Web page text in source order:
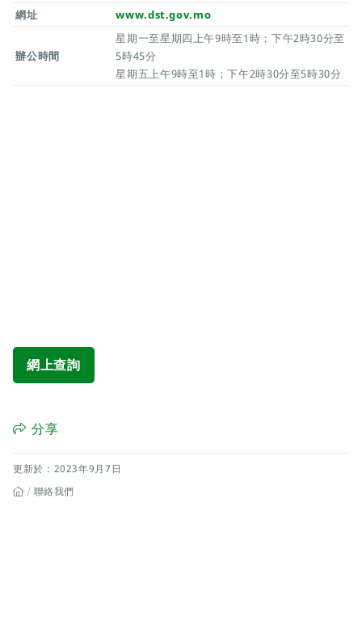
網址
www.dst.gov.mo
辦公時間
星期一至星期四上午9時至1時；下午2時30分至
5時45分
星期五上午9時至1時；下午2時30分至5時30分
網上查詢
分享
更新於：2023年9月7日
聯絡我們